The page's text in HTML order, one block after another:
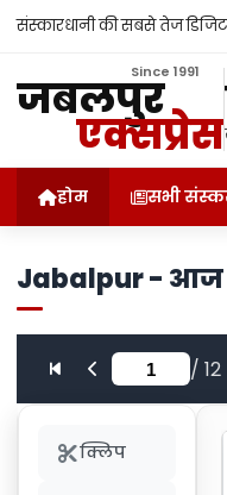
संस्कारधानी की सबसे तेज
Since 1991
जबलपुर
एक्सप्रेस
होम सभी
Jabalpur - आज
/ 12
क्लिप